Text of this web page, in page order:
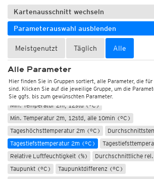
Kartenausschnitt wechseln
Parameterauswahl ausblenden
Meistgenutzt Täglich Alle
Alle Parameter
Hier finden Sie in Gruppen sortiert, alle Parameter, die
sind. Klicken Sie auf die jeweilige Gruppe, um die
Sie ggfs. bis zum gewünschten Parameter.
Wetter, Luftdruck
Temperatur und Luftfeuchtigkeit
Temperatur 2m (°C)
Max. Temperatur 2m, 12std
Max. Temperatur 2m, 12std, alle 10min (°C)
Min. Temperatur 2m, 12std (°C)
Min. Temperatur 2m, 12std, alle 10min (°C)
Tageshöchsttemperatur 2m (°C)
Tagestiefsttemperatur 2m (°C)
Relative Luftfeuchtigkeit (%)
Durchschnittliche
Taupunkt (°C)
Taupunktdifferenz (°C)